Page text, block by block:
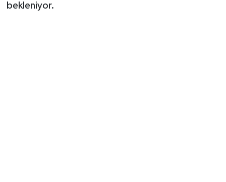
bekleniyor.